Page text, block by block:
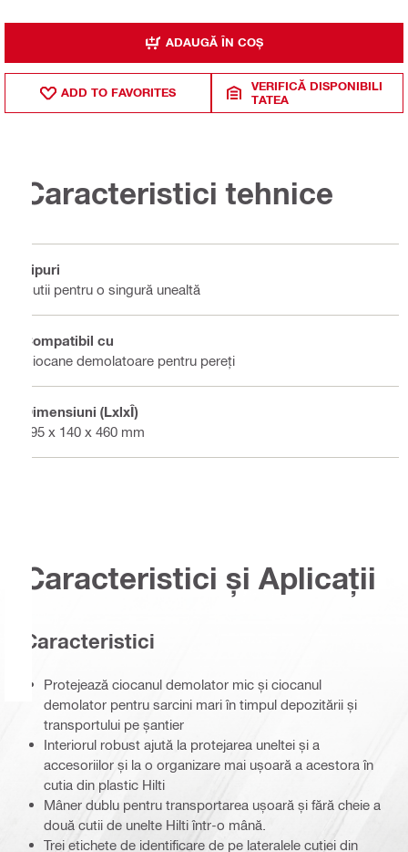
ADAUGĂ ÎN COȘ
ADD TO FAVORITES
VERIFICĂ DISPONIBILI
TATEA
Caracteristici tehnice
Tipuri
Cutii pentru o singură unealtă
Compatibil cu
Ciocane demolatoare pentru pereți
Dimensiuni (LxlxÎ)
595 x 140 x 460 mm
Caracteristici și Aplicații
Caracteristici
Protejează ciocanul demolator mic și ciocanul
demolator pentru sarcini mari în timpul depozitării și
transportului pe șantier
Interiorul robust ajută la protejarea uneltei și a
accesoriilor și la o organizare mai ușoară a acestora în
cutia din plastic Hilti
Mâner dublu pentru transportarea ușoară și fără cheie a
două cutii de unelte Hilti într-o mână.
Trei etichete de identificare de pe lateralele cutiei din